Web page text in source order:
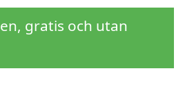
gratis och utan